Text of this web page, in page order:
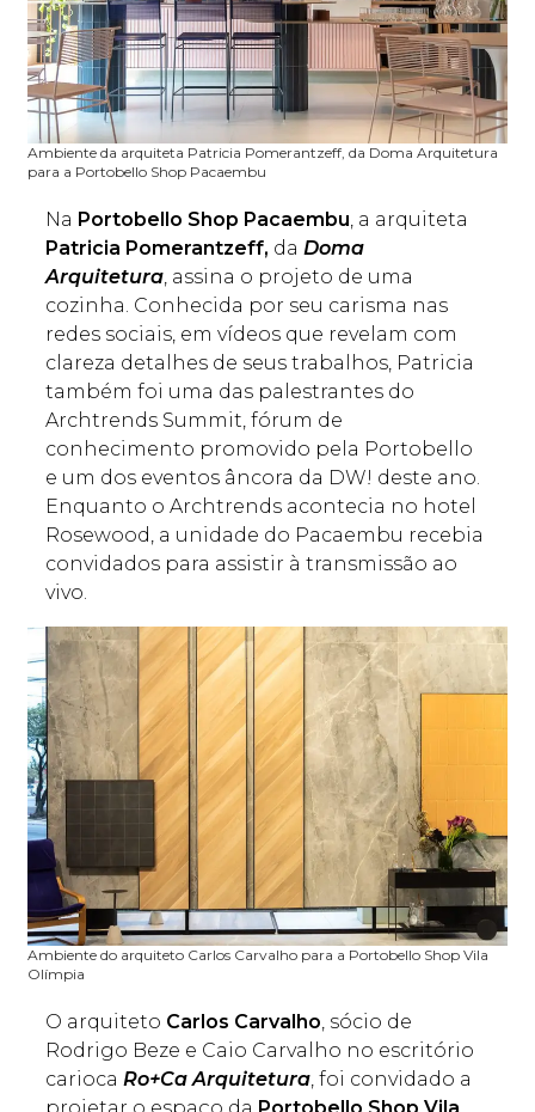
Ambiente da arquiteta Patricia Pomerantzeff, da Doma Arquitetura
para a Portobello Shop Pacaembu
Na Portobello Shop Pacaembu , a arquiteta
Patricia Pomerantzeff, da Doma
Arquitetura , assina o projeto de uma
cozinha. Conhecida por seu carisma nas
redes sociais, em vídeos que revelam com
clareza detalhes de seus trabalhos, Patricia
também foi uma das palestrantes do
Archtrends Summit, fórum de
conhecimento promovido pela Portobello
e um dos eventos âncora da DW! deste ano.
Enquanto o Archtrends acontecia no hotel
Rosewood, a unidade do Pacaembu recebia
convidados para assistir à transmissão ao
vivo.
Ambiente do arquiteto Carlos Carvalho para a Portobello Shop Vila
Olímpia
O arquiteto Carlos Carvalho, sócio de
Rodrigo Beze e Caio Carvalho no escritório
cariocaRo+Ca Arquitetura, foi convidado a